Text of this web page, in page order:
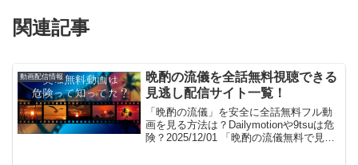
関連記事
動画配信情報
晩酌の流儀を全話無料視聴できる
見逃し配信サイト一覧！
「晩酌の流儀」を安全に全話無料フル動
画を見る方法は？Dailymotionや9tsuは危
険？2025/12/01 「晩酌の流儀無料で見た